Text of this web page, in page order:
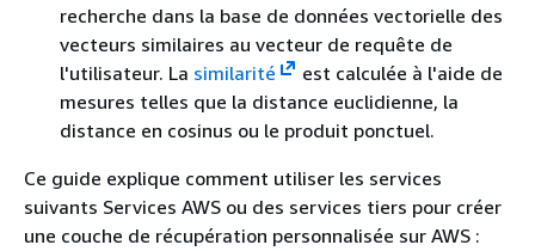
recherche dans la base de données vectorielle des
vecteurs similaires au vecteur de requête de
l'utilisateur. La similarité
est calculée à l'aide de
mesures telles que la distance euclidienne, la
distance en cosinus ou le produit ponctuel.
Ce guide explique comment utiliser les services
suivants Services AWS ou des services tiers pour créer
une couche de récupération personnalisée sur AWS :